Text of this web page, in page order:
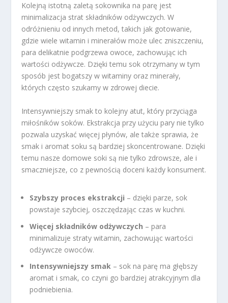
Kolejną istotną zaletą sokownika na parę jest
minimalizacja strat składników odżywczych. W
odróżnieniu od innych metod, takich jak gotowanie,
gdzie wiele witamin i minerałów może ulec zniszczeniu,
para delikatnie podgrzewa owoce, zachowując ich
wartości odżywcze. Dzięki temu sok otrzymany w tym
sposób jest bogatszy w witaminy oraz minerały,
których często szukamy w zdrowej diecie.
Intensywniejszy smak to kolejny atut, który przyciąga
miłośników soków. Ekstrakcja przy użyciu pary nie tylko
pozwala uzyskać więcej płynów, ale także sprawia, że
smak i aromat soku są bardziej skoncentrowane. Dzięki
temu nasze domowe soki są nie tylko zdrowsze, ale i
smaczniejsze, co z pewnością doceni każdy konsument.
Szybszy proces ekstrakcji – dzięki parze, sok
powstaje szybciej, oszczędzając czas w kuchni.
Więcej składników odżywczych – para
minimalizuje straty witamin, zachowując wartości
odżywcze owoców.
Intensywniejszy smak – sok na parę ma głębszy
aromat i smak, co czyni go bardziej atrakcyjnym dla
podniebienia.